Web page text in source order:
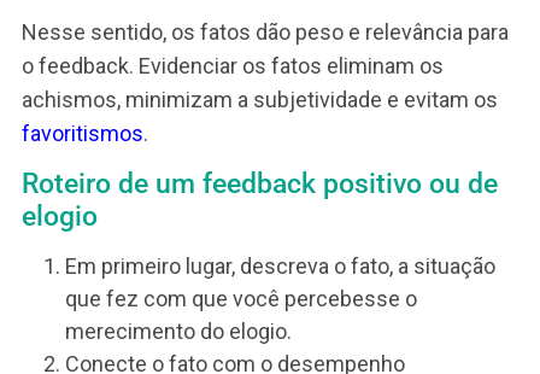
estruturar o feedback de elogio para que ele não
caia na banalidade? É o que vamos ver a seguir.
Primeiramente, para que um feedback de elogio
seja superficial e vazio, é preciso contextualizar.
Isto é, o fato ou a situação que evidenciou o
merecimento precisa ficar claro. Ou seja, é
evidenciar o desempenho, o conhecimento, a
habilidade ou o comportamento diferenciado do
colaborador.